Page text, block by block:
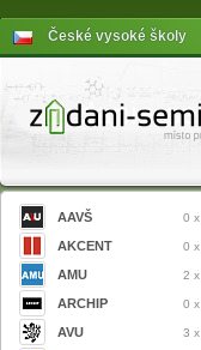
České vysoké školy
AAVŠ 0 x
AKCENT 0 x
AMU 2 x
ARCHIP 0 x
AVU 3 x